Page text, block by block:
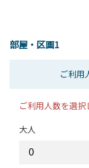
部屋・区画1
ご利用
ご利用人数を選択
大人